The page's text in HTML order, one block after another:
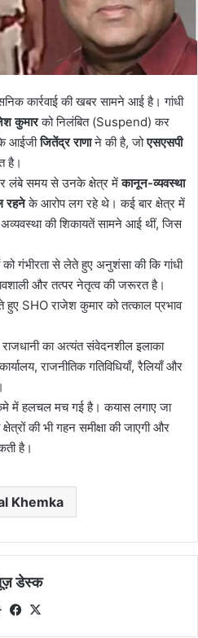
कार्रवाई की खबर सामने आई है। गांधी
कुमारको निलंबित (Suspend) कर
के आईजीजितेंद्र राणाने की है, जोएसएसपी
है।
लंबे समय से उनके क्षेत्र मेंकानून-व्यवस्था
रहनेके आरोप लग रहे थे। कई बार क्षेत्र में
की शिकायतें सामने आई थीं, जिस
गंभीरता से लेते हुए अनुशंसा की कि गांधी
और तत्पर नेतृत्व की जरूरत है।
SHO राजेश कुमार को तत्काल प्रभाव
राजधानी का अत्यंत संवेदनशील इलाका
राजनीतिक गतिविधियाँ, रैलियाँ और
में हलचल मच गई है। कयास लगाए जा
की भी गहन समीक्षा की जाएगी और
है।
Khemka
डेस्क
WebsiteFacebook